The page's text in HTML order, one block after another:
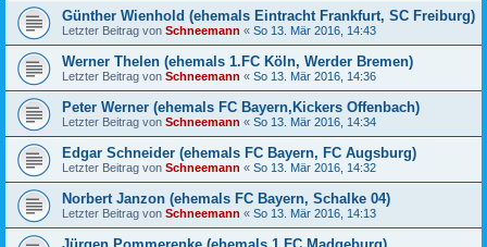
Günther Wienhold (ehemals Eintracht Frankfurt, SC Freiburg)
Letzter Beitrag von Schneemann « So 13. Mär 2016, 14:43
Werner Thelen (ehemals 1.FC Köln, Werder Bremen)
Letzter Beitrag von Schneemann « So 13. Mär 2016, 14:36
Peter Werner (ehemals FC Bayern,Kickers Offenbach)
Letzter Beitrag von Schneemann « So 13. Mär 2016, 14:34
Edgar Schneider (ehemals FC Bayern, FC Augsburg)
Letzter Beitrag von Schneemann « So 13. Mär 2016, 14:32
Norbert Janzon (ehemals FC Bayern, Schalke 04)
Letzter Beitrag von Schneemann « So 13. Mär 2016, 14:13